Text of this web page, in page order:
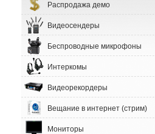
Распродажа демо
Видеосендеры
Беспроводные микрофоны
Интеркомы
Видеорекордеры
Вещание в интернет (стрим)
Мониторы